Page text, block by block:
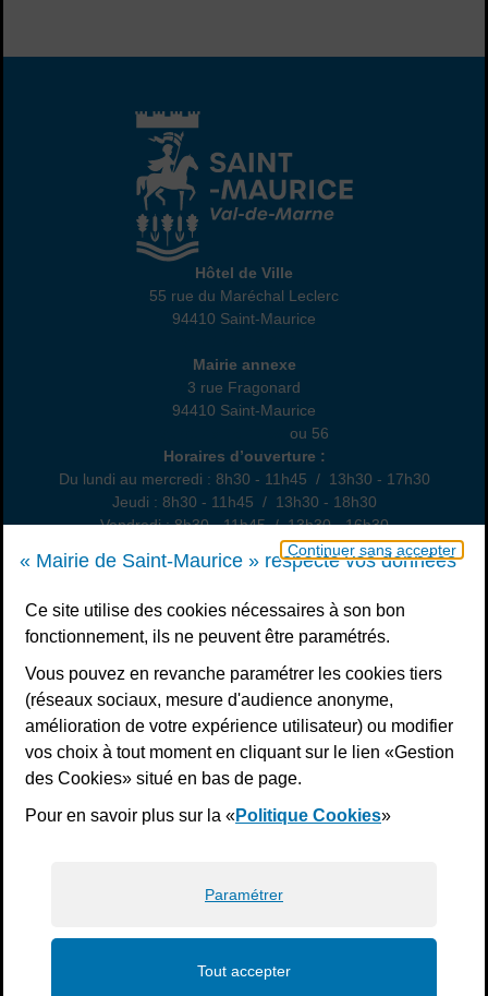
Continuer sans accepter
« Mairie de Saint-Maurice » respecte vos données
Ce site utilise des cookies nécessaires à son bon
fonctionnement, ils ne peuvent être paramétrés.
Vous pouvez en revanche paramétrer les cookies tiers
(réseaux sociaux, mesure d'audience anonyme,
amélioration de votre expérience utilisateur) ou modifier
vos choix à tout moment en cliquant sur le lien «Gestion
des Cookies» situé en bas de page.
Pour en savoir plus sur la «Politique Cookies»
Paramétrer
Tout accepter
Hôtel de Ville
Hôtel de Ville
55 rue du Maréchal Leclerc
94410 Saint-Maurice
Annexe
Mairie annexe
3 rue Fragonard
94410 Saint-Maurice
ou 56
Horaires d’ouverture :
Du lundi au mercredi : 8h30 - 11h45 / 13h30 - 17h30
Jeudi : 8h30 - 11h45 / 13h30 - 18h30
Vendredi : 8h30 - 11h45 / 13h30 - 16h30
Un samedi par mois : permanence état civil, sur rendez-vous
S’inscrire à la newsletter
Télécharger l’application
Nous suivre
Facebook
Instagram
Youtube
LinkedIn
Calaméo